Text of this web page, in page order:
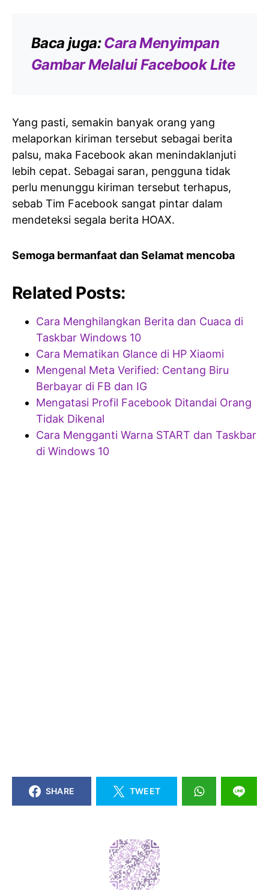
Baca juga:Cara Menyimpan
Gambar Melalui Facebook Lite
Yang pasti, semakin banyak orang yang
melaporkan kiriman tersebut sebagai berita
palsu, maka Facebook akan menindaklanjuti
lebih cepat. Sebagai saran, pengguna tidak
perlu menunggu kiriman tersebut terhapus,
sebab Tim Facebook sangat pintar dalam
mendeteksi segala berita HOAX.
Semoga bermanfaat dan Selamat mencoba
Related Posts:
Cara Menghilangkan Berita dan Cuaca di
Taskbar Windows 10
Cara Mematikan Glance di HP Xiaomi
Mengenal Meta Verified: Centang Biru
Berbayar di FB dan IG
Mengatasi Profil Facebook Ditandai Orang
Tidak Dikenal
Cara Mengganti Warna START dan Taskbar
di Windows 10
SHARE TWEET